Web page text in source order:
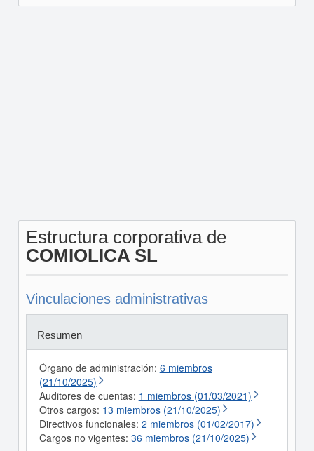
Estructura corporativa de
COMIOLICA SL
Vinculaciones administrativas
Resumen
Órgano de administración: 6 miembros
(21/10/2025)
Auditores de cuentas: 1 miembros (01/03/2021)
Otros cargos: 13 miembros (21/10/2025)
Directivos funcionales: 2 miembros (01/02/2017)
Cargos no vigentes: 36 miembros (21/10/2025)